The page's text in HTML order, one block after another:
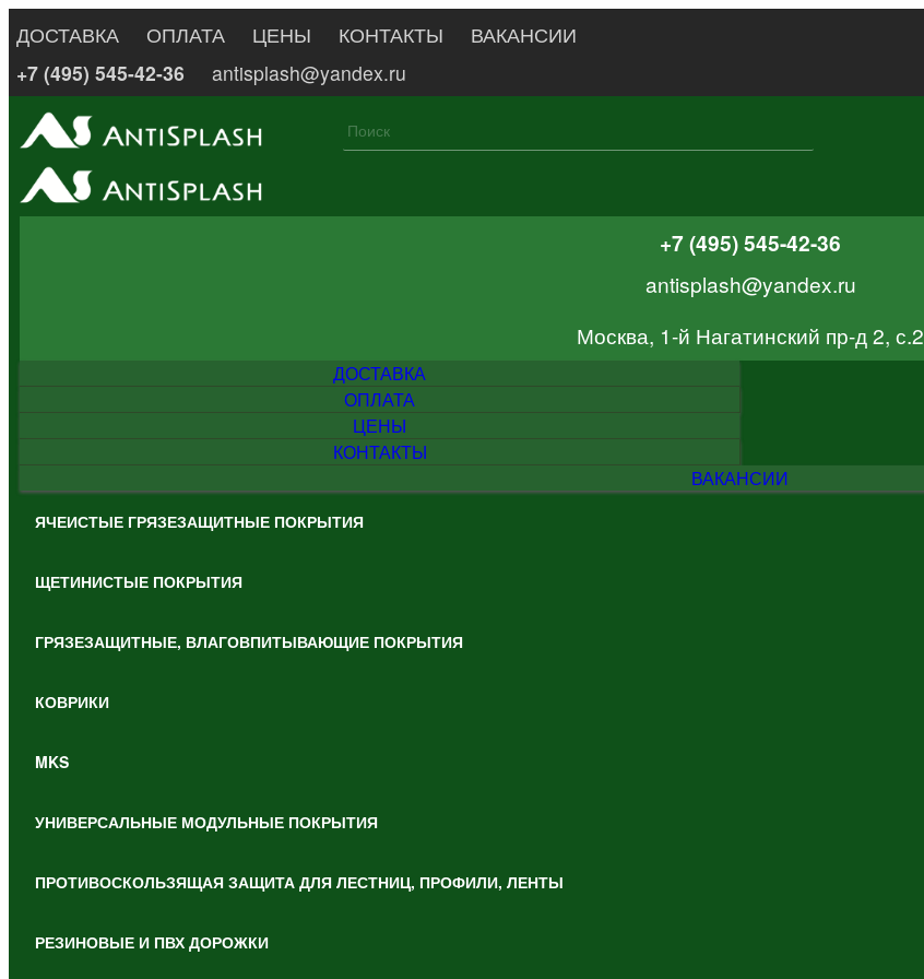
ДОСТАВКА ОПЛАТА ЦЕНЫ КОНТАКТЫ
ВАКАНСИИ
+7 (495) 545-42-36
antisplash@yandex.ru
+7 (495) 545-42-36
antisplash@yandex.ru
Москва, 1-й Нагатинский пр-д 2, с.2
ДОСТАВКА
ОПЛАТА
ЦЕНЫ
КОНТАКТЫ
ВАКАНСИИ
ЯЧЕИСТЫЕ ГРЯЗЕЗАЩИТНЫЕ ПОКРЫТИЯ
ЩЕТИНИСТЫЕ ПОКРЫТИЯ
ГРЯЗЕЗАЩИТНЫЕ, ВЛАГОВПИТЫВАЮЩИЕ ПОКРЫТИЯ
КОВРИКИ
MKS
УНИВЕРСАЛЬНЫЕ МОДУЛЬНЫЕ ПОКРЫТИЯ
ПРОТИВОСКОЛЬЗЯЩАЯ ЗАЩИТА ДЛЯ ЛЕСТНИЦ, ПРОФИЛИ, ЛЕНТЫ
РЕЗИНОВЫЕ И ПВХ ДОРОЖКИ